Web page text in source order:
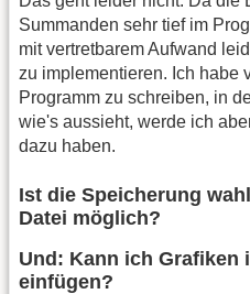
Summanden sehr tief im
mit vertretbarem Aufwand
zu implementieren. Ich habe
Programm zu schreiben, in
wie's aussieht, werde ich
dazu haben.
Ist die Speicherung
Datei möglich?
Und: Kann ich Grafiken
einfügen?